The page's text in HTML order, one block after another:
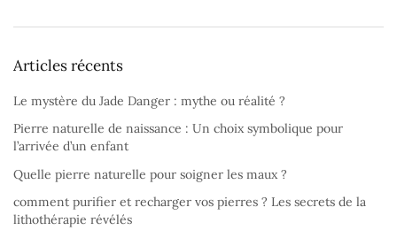
Articles récents
Le mystère du Jade Danger : mythe ou réalité ?
Pierre naturelle de naissance : Un choix symbolique pour
l’arrivée d’un enfant
Quelle pierre naturelle pour soigner les maux ?
comment purifier et recharger vos pierres ? Les secrets de la
lithothérapie révélés